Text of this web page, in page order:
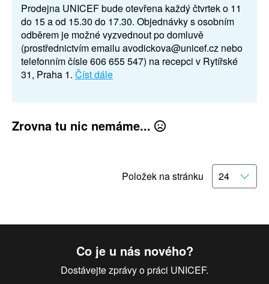
Prodejna UNICEF bude otevřena každý čtvrtek o 11
do 15 a od 15.30 do 17.30. Objednávky s osobním
odběrem je možné vyzvednout po domluvě
(prostřednictvím emailu avodickova@unicef.cz nebo
telefonním čísle 606 655 547) na recepci v Rytířské
31, Praha 1. Číst dále
Zrovna tu nic nemáme...
Položek na stránku
Co je u nás nového?
Dostávejte zprávy o práci UNICEF.